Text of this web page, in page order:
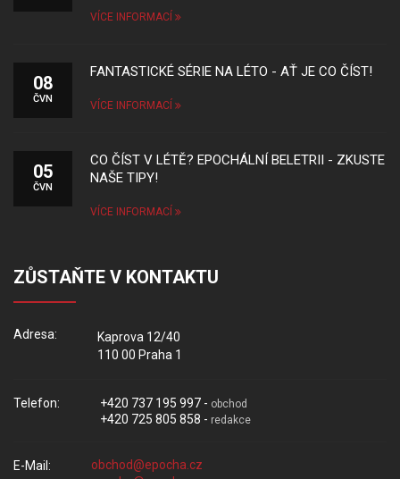
VÍCE INFORMACÍ
08
ČVN
FANTASTICKÉ SÉRIE NA LÉTO - AŤ JE CO ČÍST!
VÍCE INFORMACÍ
05
ČVN
CO ČÍST V LÉTĚ? EPOCHÁLNÍ BELETRII - ZKUSTE
NAŠE TIPY!
VÍCE INFORMACÍ
ZŮSTAŇTE V KONTAKTU
Adresa:
Kaprova 12/40
110 00 Praha 1
Telefon: +420 737 195 997 - obchod
+420 725 805 858 - redakce
E-Mail: